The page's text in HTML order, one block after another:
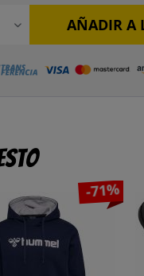
AÑADIR A
-71%